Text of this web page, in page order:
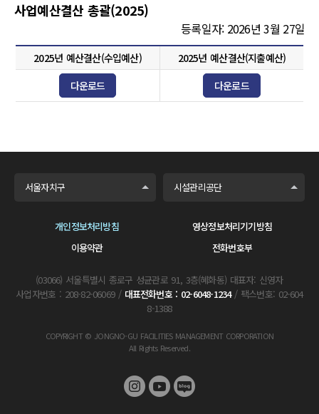
사업예산결산 총괄(2025)
등록일자: 2026년 3월 27일
2025년 예산결산(수입예산)
2025년 예산결산(지출예산)
다운로드
다운로드
서울자치구 시설관리공단
개인정보처리방침
영상정보처리기기방침
이용약관
전화번호부
(03066) 서울특별시 종로구 성균관로 91, 3층(혜화동) 대표자: 신영자
사업자번호 : 208-82-06069 / 대표전화번호 : 02-6048-1234/ 팩스번호: 02-604
8-1388
COPYRIGHT © JONGNO-GU FACILITIES MANAGEMENT CORPORATION
All Rights Reserved.